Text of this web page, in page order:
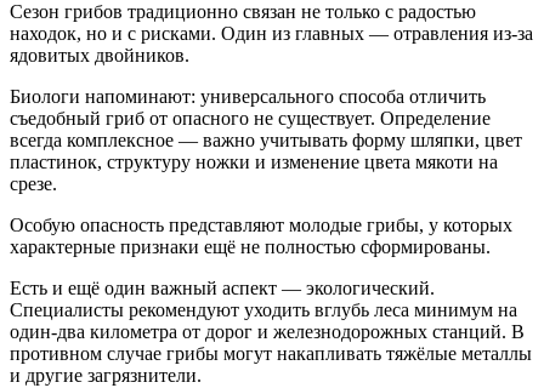
Сезон грибов традиционно связан не только с радостью
находок, но и с рисками. Один из главных — отравления из-за
ядовитых двойников.
Биологи напоминают: универсального способа отличить
съедобный гриб от опасного не существует. Определение
всегда комплексное — важно учитывать форму шляпки, цвет
пластинок, структуру ножки и изменение цвета мякоти на
срезе.
Особую опасность представляют молодые грибы, у которых
характерные признаки ещё не полностью сформированы.
Есть и ещё один важный аспект — экологический.
Специалисты рекомендуют уходить вглубь леса минимум на
один-два километра от дорог и железнодорожных станций. В
противном случае грибы могут накапливать тяжёлые металлы
и другие загрязнители.